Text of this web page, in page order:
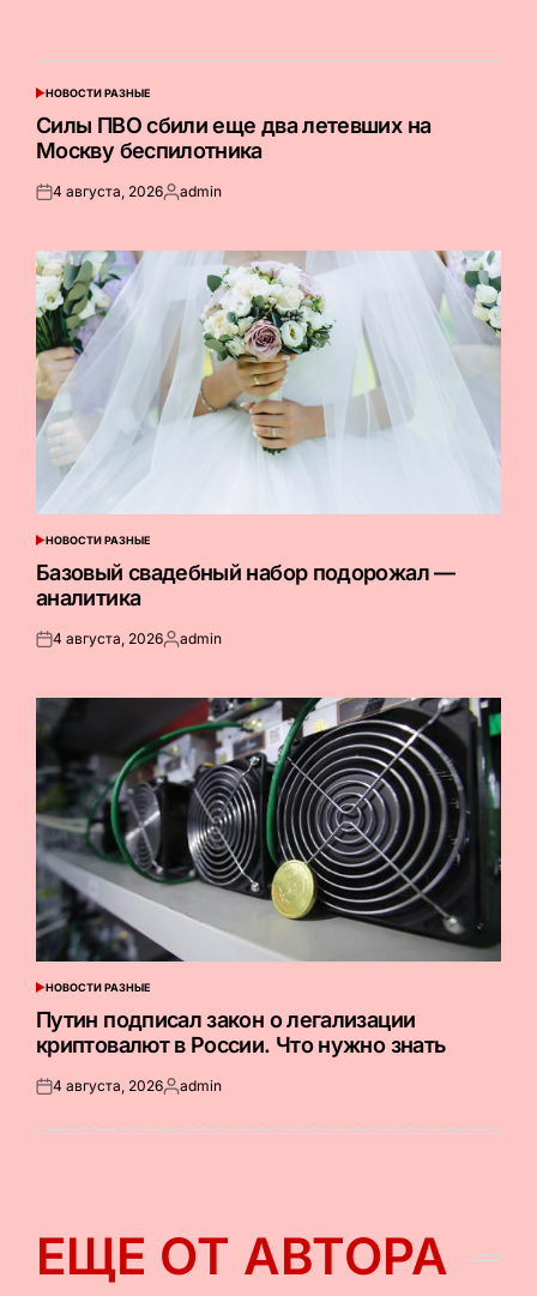
ОПУБЛИКОВАНО
НОВОСТИ РАЗНЫЕ
Силы ПВО сбили еще два летевших на
Москву беспилотника
Опубликовано
4 августа, 2026Запись
admin
ОПУБЛИКОВАНО
В
НОВОСТИ РАЗНЫЕ
Базовый свадебный набор подорожал —
аналитика
Опубликовано
4 августа, 2026Запись
admin
ОПУБЛИКОВАНО
В
НОВОСТИ РАЗНЫЕ
Путин подписал закон о легализации
криптовалют в России. Что нужно знать
Опубликовано
4 августа, 2026Запись
admin
ЕЩЕ ОТ АВТОРА